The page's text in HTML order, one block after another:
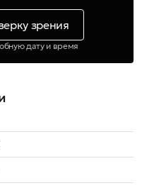
зрения
дату и время